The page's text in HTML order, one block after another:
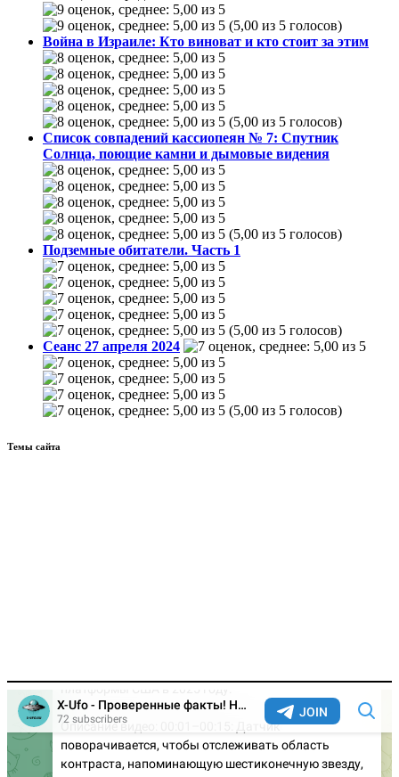
(5,00 из 5 голосов)
Война в Израиле: Кто виноват и кто стоит за этим
(5,00 из 5 голосов)
Список совпадений кассиопеян № 7: Спутник
Солнца, поющие камни и дымовые видения
(5,00 из 5 голосов)
Подземные обитатели. Часть 1
(5,00 из 5 голосов)
Сеанс 27 апреля 2024
(5,00 из 5 голосов)
Темы сайта